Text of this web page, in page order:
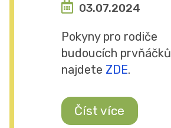
03.07.2024
Pokyny pro rodiče
budoucích prvňáčků
najdete ZDE.
Číst více